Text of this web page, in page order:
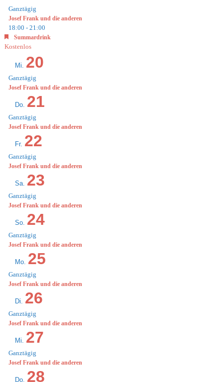
Ganztägig
Josef Frank und die anderen
18:00 - 21:00
Empfohlen
Summardrink
Kostenlos
Mi. 20
Ganztägig
Josef Frank und die anderen
Do. 21
Ganztägig
Josef Frank und die anderen
Fr. 22
Ganztägig
Josef Frank und die anderen
Sa. 23
Ganztägig
Josef Frank und die anderen
So. 24
Ganztägig
Josef Frank und die anderen
Mo. 25
Ganztägig
Josef Frank und die anderen
Di. 26
Ganztägig
Josef Frank und die anderen
Mi. 27
Ganztägig
Josef Frank und die anderen
Do. 28